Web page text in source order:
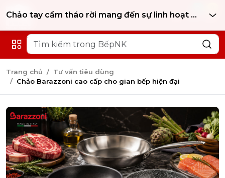
Trang chủ
Tư vấn tiêu dùng
Chảo Barazzoni cao cấp cho gian bếp hiện đại
Chảo tay cầm tháo rời mang đến sự linh hoạt hiện đại
Xu hướng lựa chọn chảo cao cấp của người tiêu dùng hiện đại
Chảo vân đá tạo điểm nhấn sang trọng cho căn bếp
Chảo wok và chảo sâu lòng phù hợp cho món Á
Chảo tay cầm tháo rời mang đến sự linh hoạt hiện đại
Công nghệ truyền nhiệt nhiều lớp giúp món ăn chín đều hơn